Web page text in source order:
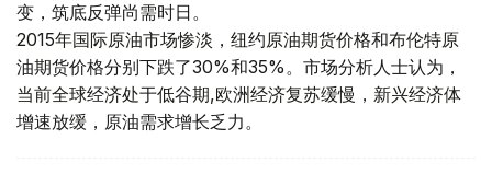
变，筑底反弹尚需时日。
2015年国际原油市场惨淡，纽约原油期货价格和布伦特原
油期货价格分别下跌了30%和35%。市场分析人士认为，
当前全球经济处于低谷期,欧洲经济复苏缓慢，新兴经济体
增速放缓，原油需求增长乏力。